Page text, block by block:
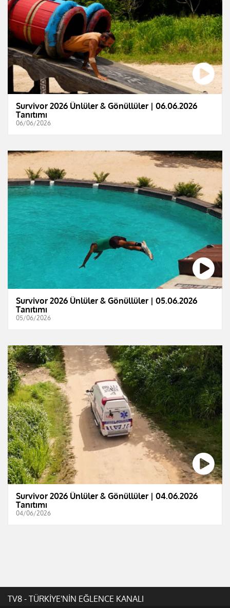
Survivor 2026 Ünlüler & Gönüllüler | 06.06.2026
Tanıtımı
06/06/2026
Survivor 2026 Ünlüler & Gönüllüler | 05.06.2026
Tanıtımı
05/06/2026
Survivor 2026 Ünlüler & Gönüllüler | 04.06.2026
Tanıtımı
04/06/2026
TV8 - TÜRKİYE'NİN EĞLENCE KANALI